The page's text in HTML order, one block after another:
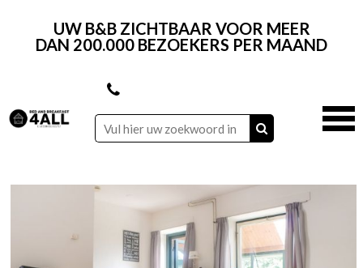
UW B&B ZICHTBAAR VOOR MEER
DAN 200.000 BEZOEKERS PER MAAND